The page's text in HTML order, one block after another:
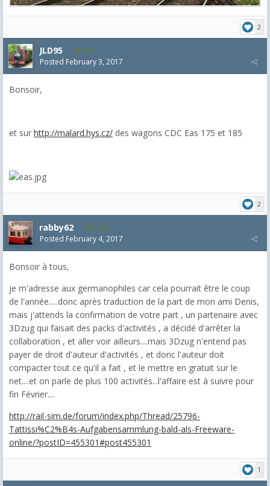
2
JLD95 479
Posted February 3, 2017
Bonsoir,
et sur http://malard.hys.cz/ des wagons CDC Eas 175 et 185
2
rabby62 8,454
Posted February 4, 2017
Bonsoir à tous,
je m'adresse aux germanophiles car cela pourrait être le coup
de l'année.....donc après traduction de la part de mon ami Denis,
mais j'attends la confirmation de votre part , un partenaire avec
3Dzug qui faisait des packs d'activités , a décidé d'arrêter la
collaboration , et aller voir ailleurs....mais 3Dzug n'entend pas
payer de droit d'auteur d'activités , et donc l'auteur doit
compacter tout ce qu'il a fait , et le mettre en gratuit sur le
net....et on parle de plus 100 activités...l'affaire est à suivre pour
fin Février....
http://rail-sim.de/forum/index.php/Thread/25796-
Tattissi%C2%B4s-Aufgabensammlung-bald-als-Freeware-
online/?postID=455301#post455301
1